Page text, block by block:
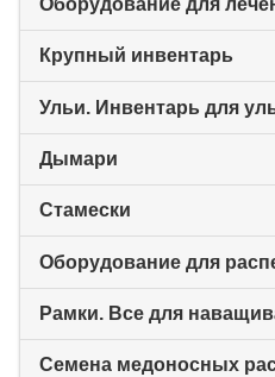
Крупный инвентарь
Ульи. Инвентарь для
Дымари
Стамески
Оборудование для
Рамки. Все для
Семена медоносных